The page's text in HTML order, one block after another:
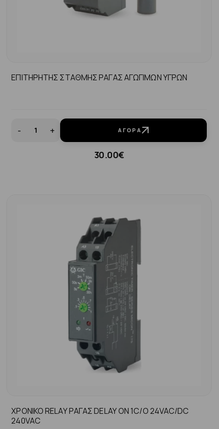
ΕΠΙΤΗΡΗΤΗΣ ΣΤΑΘΜΗΣ ΡΑΓΑΣ ΑΓΩΓΙΜΩΝ ΥΓΡΩΝ
- + ΑΓΟΡΆ
30.00€
ΧΡΟΝΙΚΟ RELAY ΡΑΓΑΣ DELAY ON 1C/O 24VAC/DC
240VAC